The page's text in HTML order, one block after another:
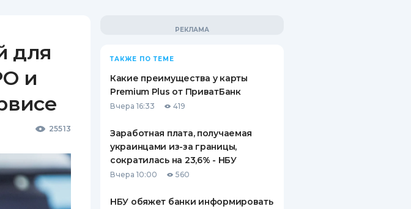
для
и
25513
ТАКЖЕ ПО ТЕМЕ
Какие преимущества у карты
Premium Plus от ПриватБанк
Вчера 16:33 419
Заработная плата, получаемая
украинцами из-за границы,
сократилась на 23,6% - НБУ
Вчера 10:00 560
НБУ обяжет банки информировать